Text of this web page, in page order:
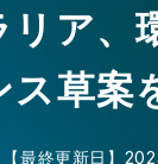
リア、
ス草案
【最終更新日】